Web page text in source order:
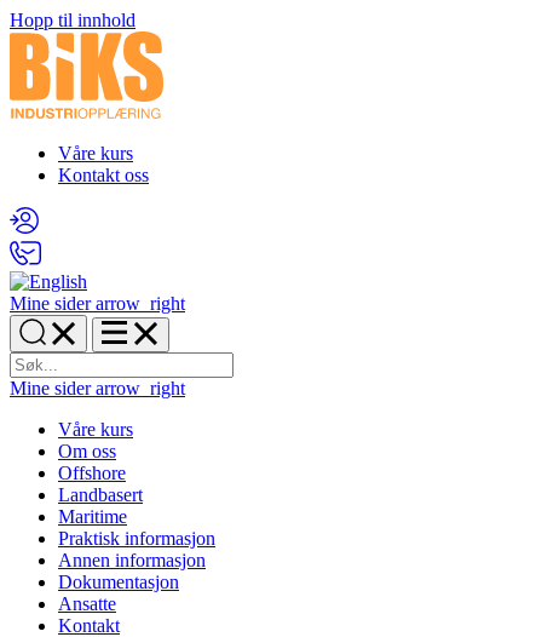
Hopp til innhold
Våre kurs
Kontakt oss
Mine sider arrow_right
Mine sider arrow_right
Våre kurs
Om oss
Offshore
Landbasert
Maritime
Praktisk informasjon
Annen informasjon
Dokumentasjon
Ansatte
Kontakt